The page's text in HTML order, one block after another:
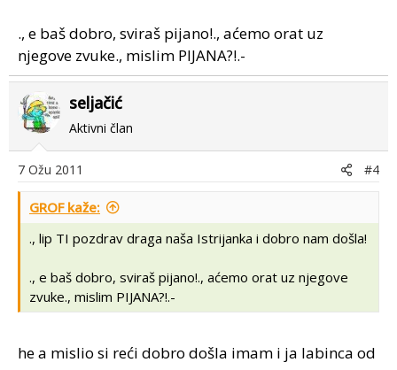
., e baš dobro, sviraš pijano!., aćemo orat uz
njegove zvuke., mislim PIJANA?!.-
seljačić
Aktivni član
7 Ožu 2011 #4
GROF kaže:
., lip TI pozdrav draga naša Istrijanka i dobro nam došla!
., e baš dobro, sviraš pijano!., aćemo orat uz njegove
zvuke., mislim PIJANA?!.-
he a mislio si reći dobro došla imam i ja labinca od